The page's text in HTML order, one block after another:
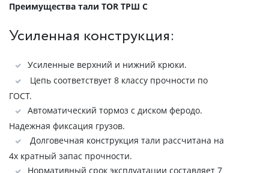
Преимущества тали TOR ТРШ C
Усиленная конструкция:
Усиленные верхний и нижний крюки.
Цепь соответствует 8 классу прочности по
ГОСТ.
Автоматический тормоз с диском феродо.
Надежная фиксация грузов.
Долговечная конструкция тали рассчитана на
4х кратный запас прочности.
Нормативный срок эксплуатации составляет 7